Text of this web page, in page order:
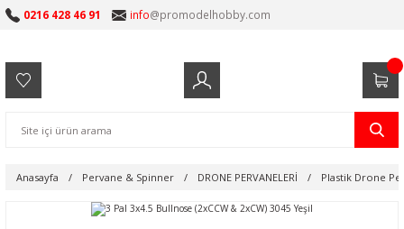
0216 428 46 91 info@promodelhobby.com
Anasayfa Pervane & Spinner DRONE PERVANELERİ Plastik Drone